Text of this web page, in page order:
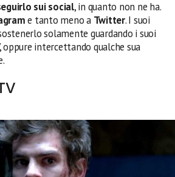
sui social, in quanto non ne ha.
e tanto meno a Twitter. I suoi
solamente guardando i suoi
oppure intercettando qualche sua